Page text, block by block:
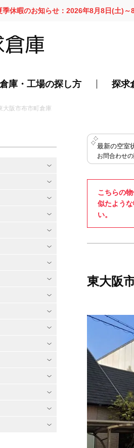
季休暇のお知らせ：2026年8月8日(土)～
倉庫・工場の探し方 探求
大阪市布市町倉庫
最新の空室
お問合わせ
こちらの
似たよう
い。
東大阪